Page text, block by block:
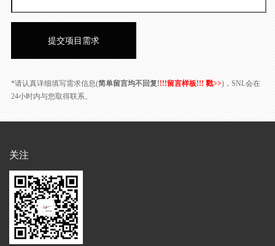
*请认真详细填写需求信息(简单留言均不回复!!!!留言样板!!! 戳>>)，SNL会在
24小时内与您取得联系。
关注